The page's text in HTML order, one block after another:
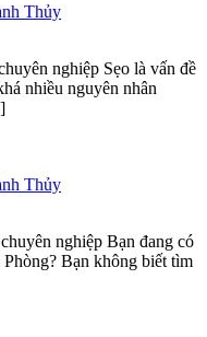
Thủy
nghiệp Sẹo là vấn đề
nhiều nguyên nhân
Thủy
nghiệp Bạn đang có
Bạn không biết tìm